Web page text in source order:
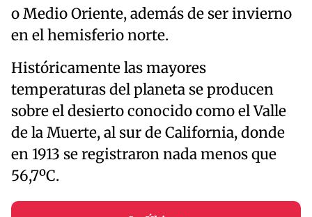
o Medio Oriente, además de ser invierno
en el hemisferio norte.
Históricamente las mayores
temperaturas del planeta se producen
sobre el desierto conocido como el Valle
de la Muerte, al sur de California, donde
en 1913 se registraron nada menos que
56,7ºC.